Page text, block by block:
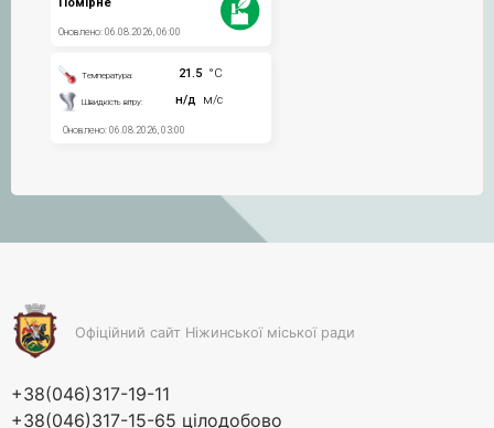
Офіційний сайт Ніжинської міської ради
+38(046)317-19-11
+38(046)317-15-65 цілодобово